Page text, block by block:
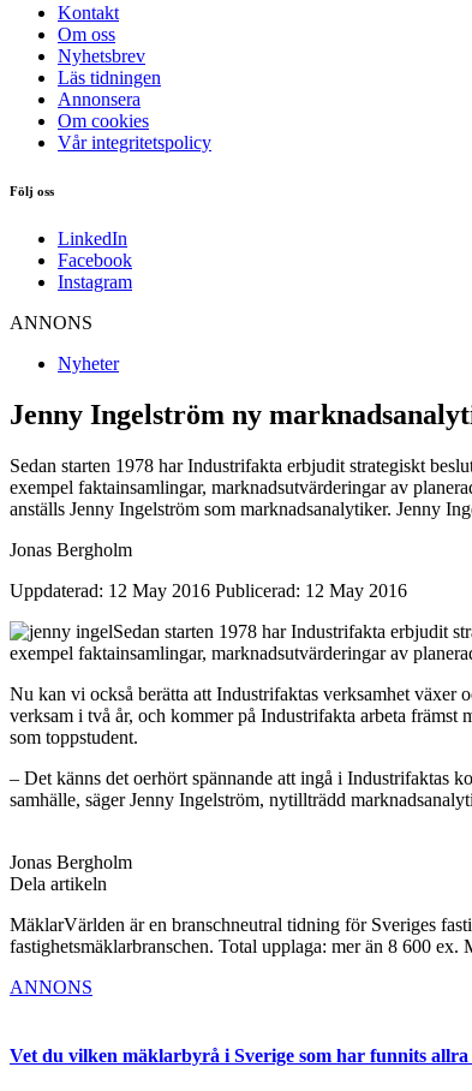
Kontakt
Om oss
Nyhetsbrev
Läs tidningen
Annonsera
Om cookies
Vår integritetspolicy
Följ oss
LinkedIn
Facebook
Instagram
ANNONS
Nyheter
Jenny Ingelström ny
Sedan starten 1978 har Industrifakta erbjudit strategiskt
exempel faktainsamlingar, marknadsutvärderingar av
anställs Jenny Ingelström som marknadsanalytiker. Jenny
Jonas Bergholm
Uppdaterad: 12 May 2016 Publicerad: 12 May 2016
Sedan starten 1978 har Industrifakta erbjudit
exempel faktainsamlingar, marknadsutvärderingar av
Nu kan vi också berätta att Industrifaktas verksamhet växer
verksam i två år, och kommer på Industrifakta arbeta
som toppstudent.
– Det känns det oerhört spännande att ingå i Industrifaktas
samhälle, säger Jenny Ingelström, nytillträdd
Jonas Bergholm
Dela artikeln
MäklarVärlden är en branschneutral tidning för Sveriges
fastighetsmäklarbranschen. Total upplaga: mer än 8 600
ANNONS
Vet du vilken mäklarbyrå i Sverige som har funnits